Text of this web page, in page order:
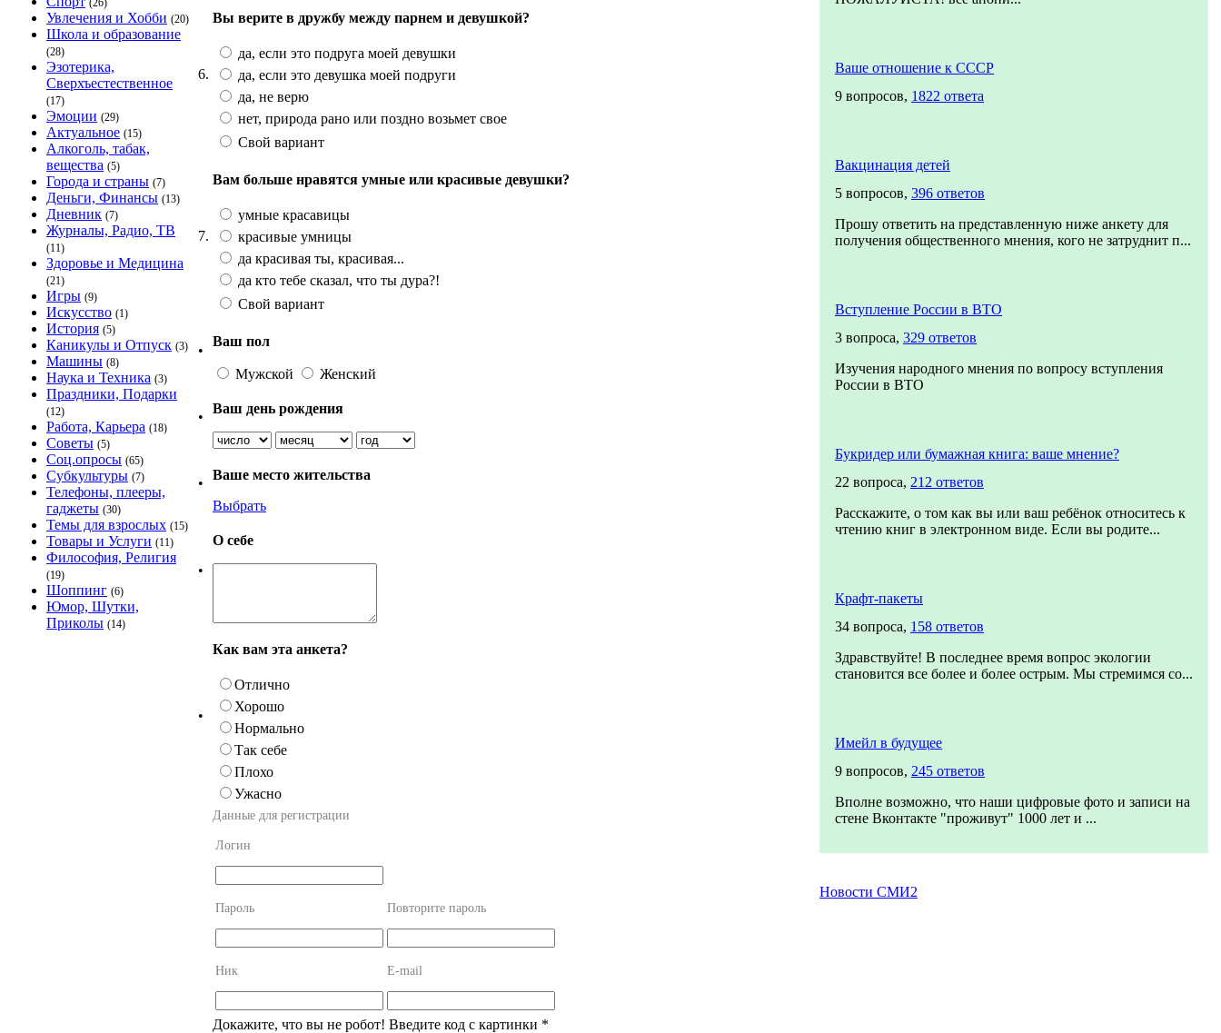
(26)
Увлечения и Хобби (20)
Школа и образование
(28)
Эзотерика,
Сверхъестественное
(17)
Эмоции (29)
Актуальное (15)
Алкоголь, табак,
вещества (5)
Города и страны (7)
Деньги, Финансы (13)
Дневник (7)
Журналы, Радио, ТВ
(11)
Здоровье и Медицина
(21)
Игры (9)
Искусство (1)
История (5)
Каникулы и Отпуск (3)
Машины (8)
Наука и Техника (3)
Праздники, Подарки
(12)
Работа, Карьера (18)
Советы (5)
Соц.опросы (65)
Субкультуры (7)
Телефоны, плееры,
гаджеты (30)
Темы для взрослых (15)
Товары и Услуги (11)
Философия, Религия
(19)
Шоппинг (6)
Юмор, Шутки,
Приколы (14)
6.
Вы верите в дружбу между парнем и девушкой?
да, если это подруга моей девушки
да, если это девушка моей подруги
да, не верю
нет, природа рано или поздно возьмет свое
Свой вариант
7.
Вам больше нравятся умные или красивые девушки?
умные красавицы
красивые умницы
да красивая ты, красивая...
да кто тебе сказал, что ты дура?!
Свой вариант
•
Ваш пол
Мужской Женский
•
Ваш день рождения
•
Ваше место жительства
Выбрать
•
О себе
•
Как вам эта анкета?
Отлично
Хорошо
Нормально
Так себе
Плохо
Ужасно
Данные для регистрации
Логин
Пароль Повторите пароль
Ник E-mail
Докажите, что вы не робот! Введите код с картинки *
Ваше отношение к СССР
9 вопросов, 1822 ответа
Вакцинация детей
5 вопросов, 396 ответов
Прошу ответить на представленную ниже анкету для
получения общественного мнения, кого не затруднит п...
Вступление России в ВТО
3 вопроса, 329 ответов
Изучения народного мнения по вопросу вступления
России в ВТО
Букридер или бумажная книга: ваше мнение?
22 вопроса, 212 ответов
Расскажите, о том как вы или ваш ребёнок относитесь к
чтению книг в электронном виде. Если вы родите...
Крафт-пакеты
34 вопроса, 158 ответов
Здравствуйте! В последнее время вопрос экологии
становится все более и более острым. Мы стремимся со...
Имейл в будущее
9 вопросов, 245 ответов
Вполне возможно, что наши цифровые фото и записи на
стене Вконтакте "проживут" 1000 лет и ...
Новости СМИ2